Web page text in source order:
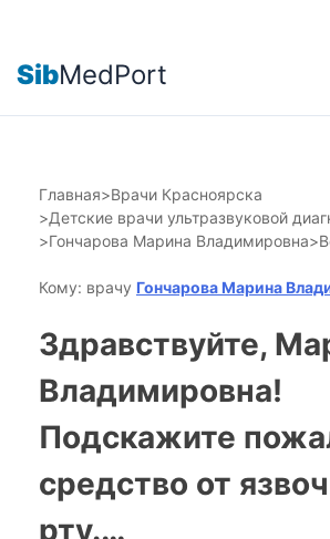
SibMedPort
Главная>Врачи Красноярска
>Детские врачи ультразвуковой
>Гончарова Марина Владимировна>
Кому: врачу Гончарова Марина
Здравствуйте,
Владимировна!
Подскажите
средство от
рту.…